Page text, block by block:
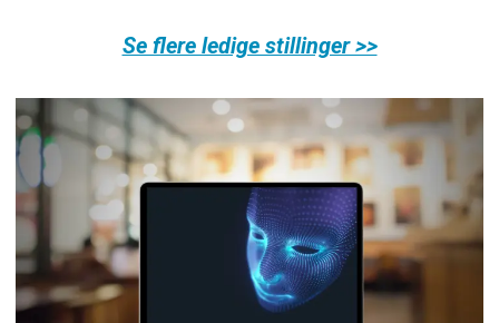
Se flere ledige stillinger >>